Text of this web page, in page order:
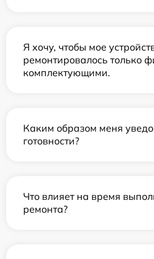
Я хочу, чтобы мое
ремонтировалось только
комплектующими.
Каким образом меня
готовности?
Что влияет на время
ремонта?